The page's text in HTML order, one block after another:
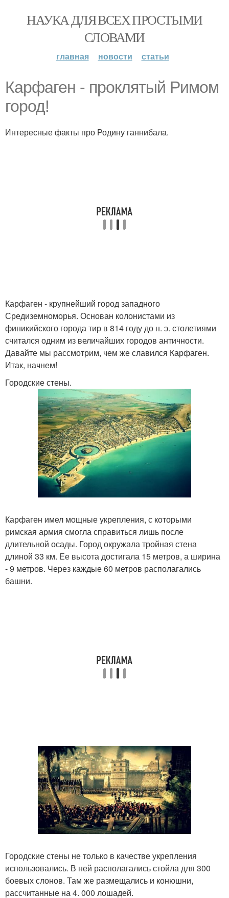
НАУКА ДЛЯ ВСЕХ ПРОСТЫМИ
СЛОВАМИ
главная новости статьи
Карфаген - проклятый Римом
город!
Интересные факты про Родину ганнибала.
Карфаген - крупнейший город западного
Средиземноморья. Основан колонистами из
финикийского города тир в 814 году до н. э. столетиями
считался одним из величайших городов античности.
Давайте мы рассмотрим, чем же славился Карфаген.
Итак, начнем!
Городские стены.
Карфаген имел мощные укрепления, с которыми
римская армия смогла справиться лишь после
длительной осады. Город окружала тройная стена
длиной 33 км. Ее высота достигала 15 метров, а ширина
- 9 метров. Через каждые 60 метров располагались
башни.
Городские стены не только в качестве укрепления
использовались. В ней располагались стойла для 300
боевых слонов. Там же размещались и конюшни,
рассчитанные на 4. 000 лошадей.